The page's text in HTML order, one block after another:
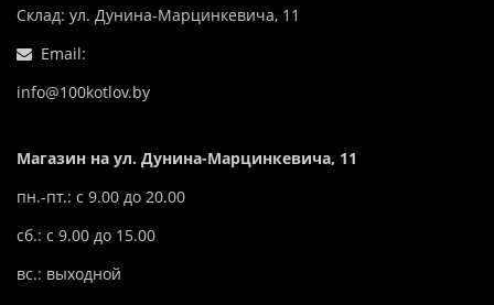
Склад: ул. Дунина-Марцинкевича, 11
Email:
info@100kotlov.by
Магазин на ул. Дунина-Марцинкевича, 11
пн.-пт.: с 9.00 до 20.00
сб.: с 9.00 до 15.00
вс.: выходной